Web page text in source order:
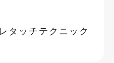
タッチテクニック